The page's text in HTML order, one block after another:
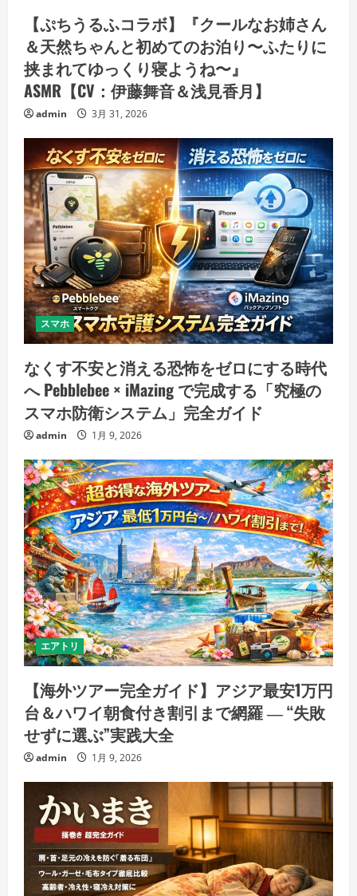
【ぷちうるふコラボ】『クールなお姉さん
＆天然ちゃんと初めてのお泊り〜ふたりに
挟まれてゆっくり寝ようね〜』
ASMR【CV：伊藤舞音＆浅見香月】
admin 3月 31, 2026
スマホ
なくす不安と消える恐怖をゼロにする時代
へ Pebblebee × iMazing で完成する「究極の
スマホ防衛システム」完全ガイド
admin 1月 9, 2026
エアトリ
【海外ツアー完全ガイド】アジア最安1万円
台＆ハワイ朝食付き割引まで網羅 ― “失敗
せずに選ぶ”実践大全
admin 1月 9, 2026